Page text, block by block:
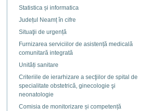
Statistica și informatica
Județul Neamț în cifre
Situaţii de urgență
Furnizarea serviciilor de asistență medicală
comunitară integrată
Unități sanitare
Criteriile de ierarhizare a secţiilor de spital de
specialitate obstetrică, ginecologie şi
neonatologie
Comisia de monitorizare și competență